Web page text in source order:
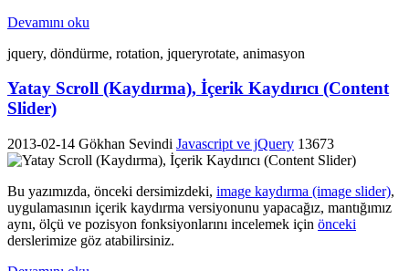
Devamını oku
jquery, döndürme, rotation, jqueryrotate, animasyon
Yatay Scroll (Kaydırma), İçerik Kaydırıcı (Content
Slider)
2013-02-14 Gökhan Sevindi Javascript ve jQuery 13673
Bu yazımızda, önceki dersimizdeki, image kaydırma (image slider),
uygulamasının içerik kaydırma versiyonunu yapacağız, mantığımız
aynı, ölçü ve pozisyon fonksiyonlarını incelemek için önceki
derslerimize göz atabilirsiniz.